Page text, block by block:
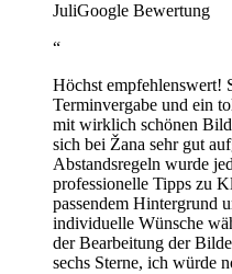
JuliGoogle Bewertung
“
Höchst empfehlenswert!
Terminvergabe und ein
mit wirklich schönen
sich bei Žana sehr gut
Abstandsregeln wurde
professionelle Tipps zu
passendem Hintergrund
individuelle Wünsche
der Bearbeitung der
sechs Sterne, ich würde